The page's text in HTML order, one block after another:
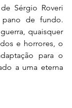
Sérgio Roveri
de fundo.
quaisquer
e horrores, o
para o
a uma eterna